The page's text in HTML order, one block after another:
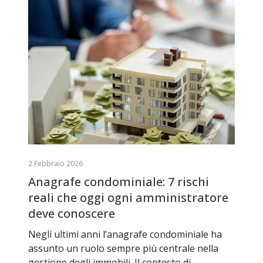
2 Febbraio 2026
Anagrafe condominiale: 7 rischi
reali che oggi ogni amministratore
deve conoscere
Negli ultimi anni l’anagrafe condominiale ha
assunto un ruolo sempre più centrale nella